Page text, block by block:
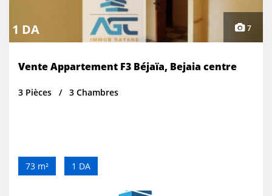
1 DA 7
Vente Appartement F3 Béjaïa, Bejaia centre
3 Pièces 3 Chambres
73 m² 1 DA